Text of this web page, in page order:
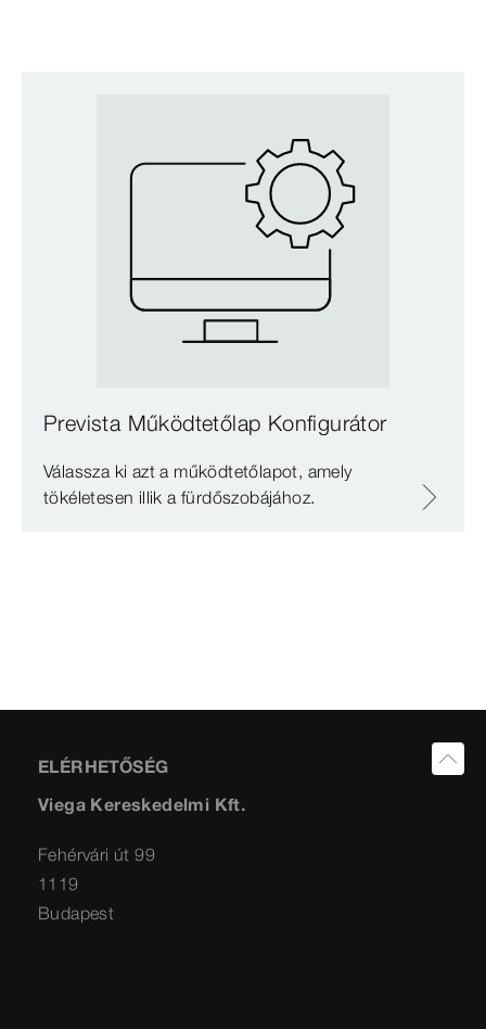
Prevista Működtetőlap Konfigurátor
Válassza ki azt a működtetőlapot, amely
tökéletesen illik a fürdőszobájához.
ELÉRHETŐSÉG
Viega Kereskedelmi Kft.
Fehérvári út 99
1119
Budapest